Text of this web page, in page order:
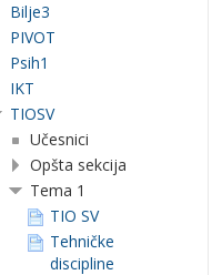
Bilje3
PIVOT
Psih1
IKT
TIOSV
Učesnici
Opšta sekcija
Tema 1
TIO SV
Tehničke
discipline